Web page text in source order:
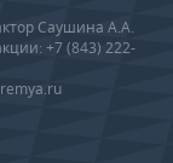
Саушина А.А.
+7 (843) 222-